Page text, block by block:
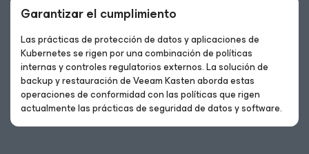
Garantizar el cumplimiento
Las prácticas de protección de datos y aplicaciones de
Kubernetes se rigen por una combinación de políticas
internas y controles regulatorios externos. La solución de
backup y restauración de Veeam Kasten aborda estas
operaciones de conformidad con las políticas que rigen
actualmente las prácticas de seguridad de datos y software.